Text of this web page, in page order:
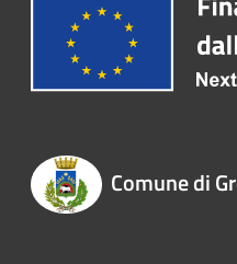
Comune di